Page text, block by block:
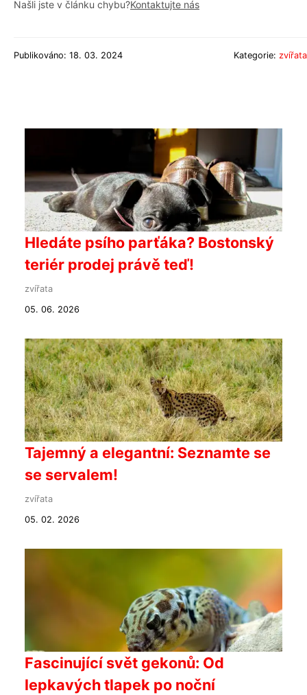
Našli jste v článku chybu?Kontaktujte nás
Publikováno: 18. 03. 2024 Kategorie: zvířata
Hledáte psího parťáka? Bostonský
teriér prodej právě teď!
zvířata
05. 06. 2026
Tajemný a elegantní: Seznamte se
se servalem!
zvířata
05. 02. 2026
Fascinující svět gekonů: Od
lepkavých tlapek po noční